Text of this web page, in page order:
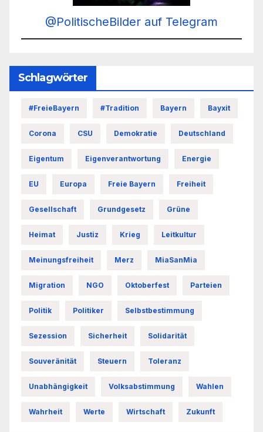
@PolitischeBilder auf Telegram
Schlagwörter
#FreieBayern #Tradition Bayern Bayxit
Corona CSU Demokratie Deutschland
Eigentum Eigenverantwortung Energie
EU Europa Freie Bayern Freiheit
Gesellschaft Grundgesetz Grüne
Heimat Justiz Krieg Leitkultur
Meinungsfreiheit Merz MiaSanMia
Migration NGO Oktoberfest Parteien
Politik Politiker Selbstbestimmung
Sezession Sicherheit Solidarität
Souveränität Steuern Toleranz
Unabhängigkeit Volksabstimmung Wahlen
Wahrheit Werte Wirtschaft Zukunft